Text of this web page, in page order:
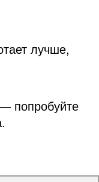
лучше,
попробуйте